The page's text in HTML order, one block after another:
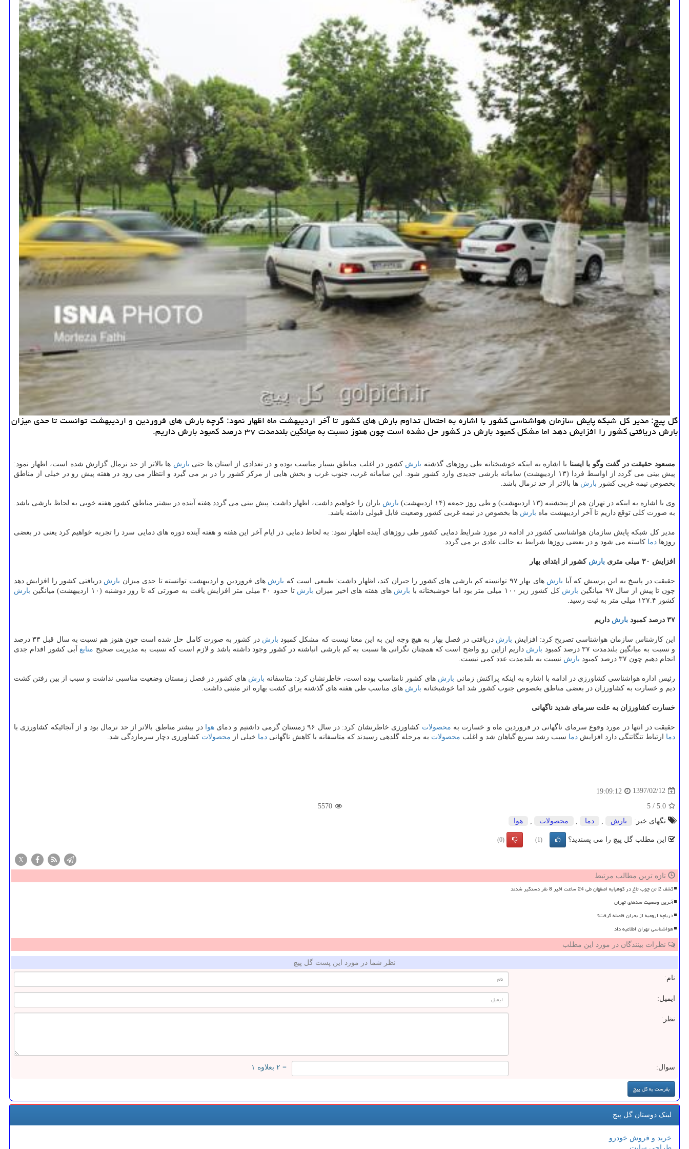
گل پیچ: مدیر كل شبكه پایش سازمان هواشناسی كشور با اشاره به احتمال تداوم بارش های كشور تا آخر اردیبهشت ماه اظهار نمود: گرچه بارش های فروردین و اردیبهشت توانست تا حدی میزان
بارش دریافتی كشور را افزایش دهد اما مشكل كمبود بارش در كشور حل نشده است چون هنوز نسبت به میانگین بلندمدت ۳۷ درصد كمبود بارش داریم.
مسعود حقیقت در گفت وگو با ایسنا با اشاره به اینكه خوشبختانه طی روزهای گذشته بارش كشور در اغلب مناطق بسیار مناسب بوده و در تعدادی از استان ها حتی بارش ها بالاتر از حد نرمال گزارش شده است، اظهار نمود:
پیش بینی می گردد از اواسط فردا (۱۳ اردیبهشت) سامانه بارشی جدیدی وارد كشور شود. این سامانه غرب، جنوب غرب و بخش هایی از مركز كشور را در بر می گیرد و انتظار می رود در هفته پیش رو در خیلی از مناطق
بخصوص نیمه غربی كشور بارش ها بالاتر از حد نرمال باشد.
وی با اشاره به اینكه در تهران هم از پنجشنبه (۱۳ اردیبهشت) و طی روز جمعه (۱۴ اردیبهشت) بارش باران را خواهیم داشت، اظهار داشت: پیش بینی می گردد هفته آینده در بیشتر مناطق كشور هفته خوبی به لحاظ بارشی باشد.
به صورت كلی توقع داریم تا آخر اردیبهشت ماه بارش ها بخصوص در نیمه غربی كشور وضعیت قابل قبولی داشته باشد.
مدیر كل شبكه پایش سازمان هواشناسی كشور در ادامه در مورد شرایط دمایی كشور طی روزهای آینده اظهار نمود: به لحاظ دمایی در ایام آخر این هفته و هفته آینده دوره های دمایی سرد را تجربه خواهیم كرد یعنی در بعضی
روزها دما كاسته می شود و در بعضی روزها شرایط به حالت عادی بر می گردد.
افزایش ۳۰ میلی متری بارش كشور از ابتدای بهار
حقیقت در پاسخ به این پرسش كه آیا بارش های بهار ۹۷ توانسته كم بارشی های كشور را جبران كند، اظهار داشت: طبیعی است كه بارش های فروردین و اردیبهشت توانسته تا حدی میزان بارش دریافتی كشور را افزایش دهد
چون تا پیش از سال ۹۷ میانگین
بارش كل كشور زیر ۱۰۰ میلی متر بود اما خوشبختانه با بارش های هفته های اخیر میزان بارش تا حدود ۳۰ میلی متر افزایش یافت به صورتی كه تا روز دوشنبه (۱۰ اردیبهشت) میانگین
بارش
كشور ۱۲۷.۴ میلی متر به ثبت رسید.
۳۷ درصد كمبود بارش داریم
این كارشناس سازمان هواشناسی تصریح كرد: افزایش بارش دریافتی در فصل بهار به هیچ وجه این به این معنا نیست كه مشكل كمبود بارش
در كشور به صورت كامل حل شده است چون هنوز هم نسبت به سال قبل ۳۳ درصد
و نسبت به میانگین بلندمدت ۳۷ درصد كمبود
بارش داریم ازاین رو واضح است كه همچنان نگرانی ها نسبت به كم بارشی انباشته در كشور وجود داشته باشد و لازم است كه نسبت به مدیریت صحیح منابع آبی كشور اقدام جدی
انجام دهیم چون ۳۷ درصد كمبود
بارش نسبت به بلندمدت عدد كمی نیست.
رئیس اداره هواشناسی كشاورزی در ادامه با اشاره به اینكه پراكنش زمانی بارش های كشور نامناسب بوده است، خاطرنشان كرد: متاسفانه بارش های كشور در فصل زمستان وضعیت مناسبی نداشت و سبب از بین رفتن كشت
دیم و خسارت به كشاورزان در بعضی مناطق بخصوص جنوب كشور شد اما خوشبختانه بارش های مناسب طی هفته های گذشته برای كشت بهاره اثر مثبتی داشت.
خسارت كشاورزان به علت سرمای شدید ناگهانی
حقیقت در انتها در مورد وقوع سرمای ناگهانی در فروردین ماه و خسارت به محصولات كشاورزی خاطرنشان كرد: در سال ۹۶ زمستان گرمی داشتیم و دمای هوا در بیشتر مناطق بالاتر از حد نرمال بود و از آنجائیكه كشاورزی با
دما ارتباط تنگاتنگی دارد افزایش دما سبب رشد سریع گیاهان شد و اغلب محصولات به مرحله گلدهی رسیدند كه متاسفانه با كاهش ناگهانی دما خیلی از محصولات كشاورزی دچار سرمازدگی شد.
1397/02/12
19:09:12
5.0
/
5
5570
تگهای خبر:
بارش دما محصولات هوا
این مطلب گل پیچ را می پسندید؟ (1)
(0)
X
تازه ترین مطالب مرتبط
کشف 2 تن چوب تاغ در کوهپایه اصفهان طی 24 ساعت اخیر 8 نفر دستگیر شدند
آخرین وضعیت سدهای تهران
دریاچه ارومیه از بحران فاصله گرفت؟
هواشناسی تهران اطلاعیه داد
نظرات بینندگان در مورد این مطلب
نظر شما در مورد این پست گل پیچ
نام:
ایمیل:
نظر:
سوال: = ۲ بعلاوه ۱
لینک دوستان گل پیچ
خرید و فروش خودرو